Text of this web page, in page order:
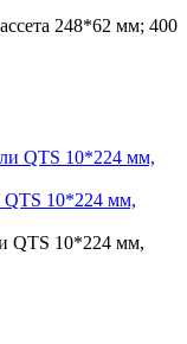
248*62 мм; 400
QTS 10*224 мм,
QTS 10*224 мм,